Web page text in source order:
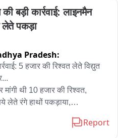
valid reason. She
the party would continue to
PDP supporters gathered
in Srinagar in support of the
and PDP leader Iltija Mufti
the FIR registered
बड़ी कार्रवाई: लाइनमैन
लेते पकड़ा
Pradesh:
5 हजार की रिश्वत लेते विद्युत
थी 10 हजार की रिश्वत,
लेते रंगे हाथों पकड़ाया,
Report